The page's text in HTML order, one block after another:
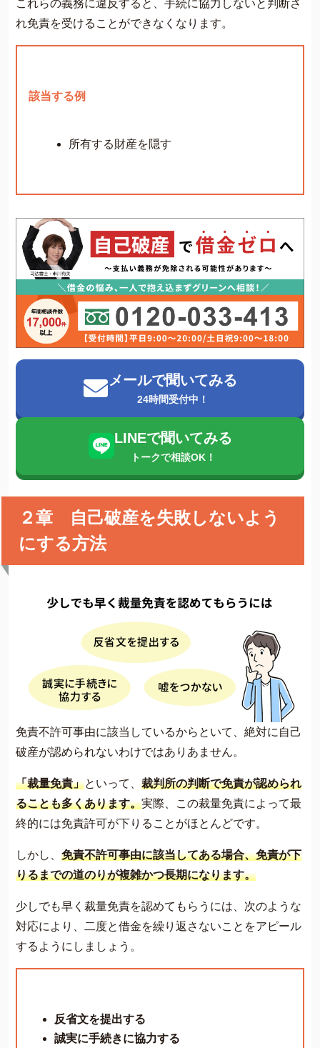
これらの義務に違反すると、手続に協力しないと判断さ
れ免責を受けることができなくなります。
該当する例
所有する財産を隠す
メールで聞いてみる
24時間受付中！
LINEで聞いてみる
トークで相談OK！
２章 自己破産を失敗しないよう
にする方法
免責不許可事由に該当しているからといて、絶対に自己
破産が認められないわけではありあません。
「裁量免責」といって、 裁判所の判断で免責が認められ
ることも多くあります。実際、この裁量免責によって最
終的には免責許可が下りることがほとんどです。
しかし、 免責不許可事由に該当してある場合、免責が下
りるまでの道のりが複雑かつ長期になります。
少しでも早く裁量免責を認めてもらうには、次のような
対応により、二度と借金を繰り返さないことをアピール
するようにしましょう。
反省文を提出する
誠実に手続きに協力する